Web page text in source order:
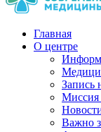
Главная
О центре
Запись
Миссия
Важно